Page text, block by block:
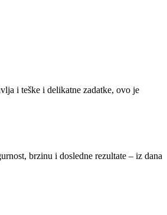
i teške i delikatne zadatke, ovo je
brzinu i dosledne rezultate – iz dana